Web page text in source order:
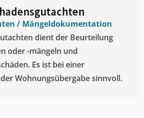
/ Mängeldokumentation
dient der Beurteilung
oder -mängeln und
Es ist bei einer
Wohnungsübergabe sinnvoll.